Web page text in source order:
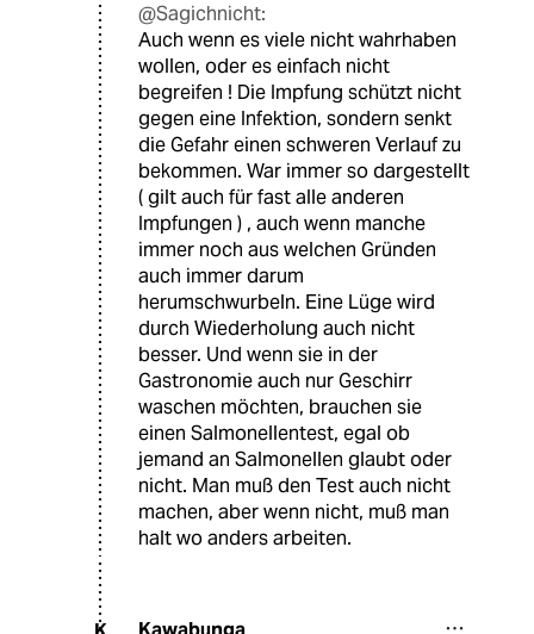
@Sagichnicht:
Auch wenn es viele nicht wahrhaben
wollen, oder es einfach nicht
begreifen ! Die Impfung schützt nicht
gegen eine Infektion, sondern senkt
die Gefahr einen schweren Verlauf zu
bekommen. War immer so dargestellt
( gilt auch für fast alle anderen
Impfungen ) , auch wenn manche
immer noch aus welchen Gründen
auch immer darum
herumschwurbeln. Eine Lüge wird
durch Wiederholung auch nicht
besser. Und wenn sie in der
Gastronomie auch nur Geschirr
waschen möchten, brauchen sie
einen Salmonellentest, egal ob
jemand an Salmonellen glaubt oder
nicht. Man muß den Test auch nicht
machen, aber wenn nicht, muß man
halt wo anders arbeiten.